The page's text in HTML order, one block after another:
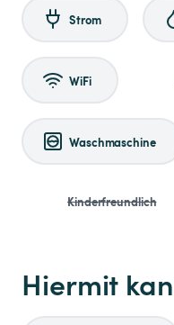
Strom
WiFi
Waschmaschine
Kinderfreundlich
Hiermit